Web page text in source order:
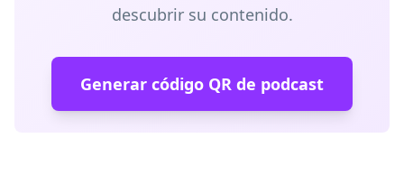
descubrir su contenido.
Generar código QR de podcast